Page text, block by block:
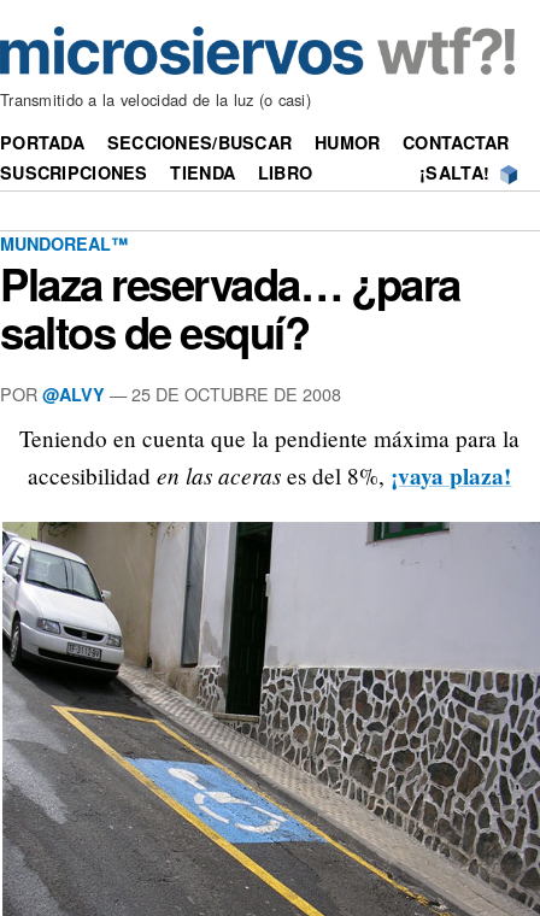
Transmitido a la velocidad de la luz (o casi)
PORTADA SECCIONES/BUSCAR HUMOR
CONTACTAR
SUSCRIPCIONES
TIENDA LIBRO ¡SALTA!
MUNDOREAL™
Plaza reservada… ¿para
saltos de esquí?
POR @ALVY —25 DE OCTUBRE DE 2008
Teniendo en cuenta que la pendiente máxima para la
accesibilidaden las aceras es del 8%, ¡vaya plaza!